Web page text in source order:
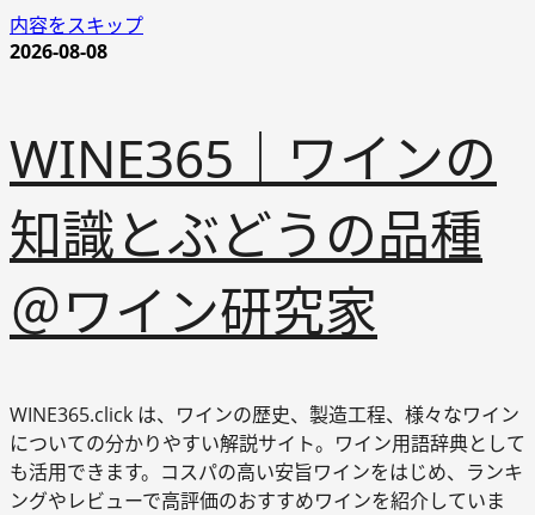
内容をスキップ
2026-08-08
WINE365｜ワインの
知識とぶどうの品種
＠ワイン研究家
WINE365.click は、ワインの歴史、製造工程、様々なワイン
についての分かりやすい解説サイト。ワイン用語辞典として
も活用できます。コスパの高い安旨ワインをはじめ、ランキ
ングやレビューで高評価のおすすめワインを紹介していま